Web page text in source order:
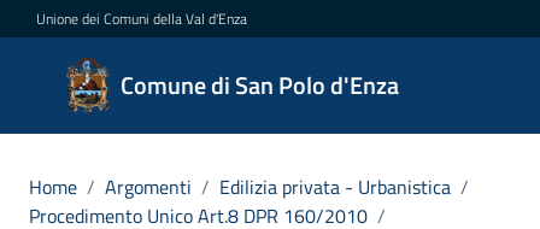
Vai al contenuto
Vai alla navigazione
Vai al footer
Unione dei Comuni della Val d'Enza
Comune di San Polo d'Enza
Comune
di San
d'Enza
Home / Argomenti / Edilizia privata - Urbanistica /
Procedimento Unico Art.8 DPR 160/2010 /